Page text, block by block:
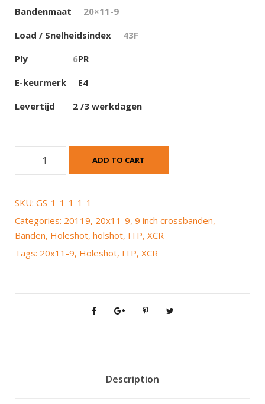
Bandenmaat
20×11-9
Load / Snelheidsindex
43F
Ply
6PR
E-keurmerk
E4
Levertijd
2 /3 werkdagen
l
e
s
ADD TO CART
SKU: GS-1-1-1-1-1
Categories: 20119, 20x11-9, 9 inch crossbanden,
Banden, Holeshot, holshot, ITP, XCR
Tags: 20x11-9, Holeshot, ITP, XCR
Description